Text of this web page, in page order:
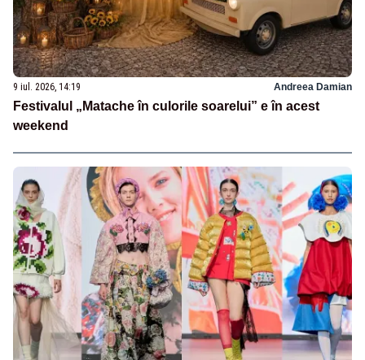
9 iul. 2026, 14:19 Andreea Damian
Festivalul „Matache în culorile soarelui” e în acest
weekend